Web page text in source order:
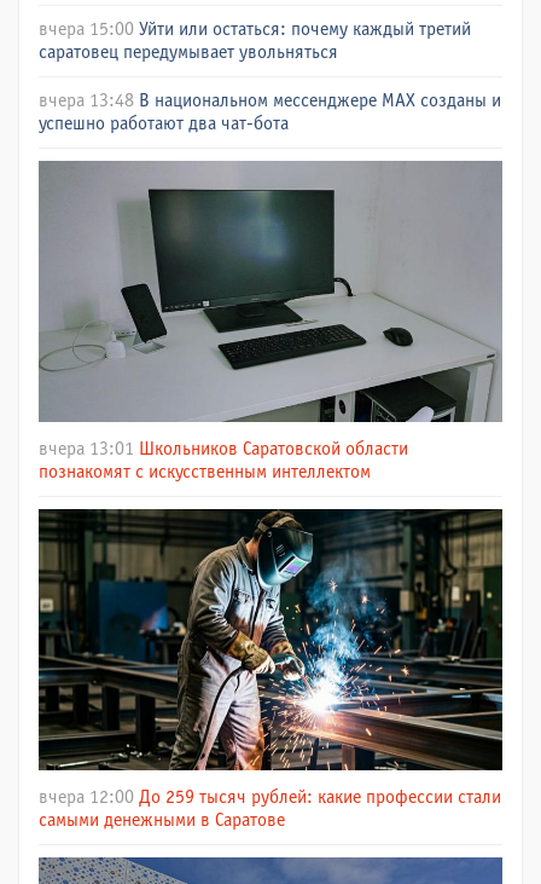
вчера 15:00 Уйти или остаться: почему каждый третий
саратовец передумывает увольняться
вчера 13:48 В национальном мессенджере МАХ созданы и
успешно работают два чат-бота
вчера 13:01
Школьников Саратовской области
познакомят с искусственным интеллектом
вчера 12:00 До 259 тысяч рублей: какие профессии стали
самыми денежными в Саратове